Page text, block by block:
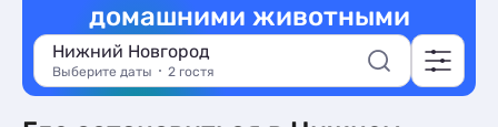
домашними животными
Нижний Новгород
Выберите даты 2 гостя